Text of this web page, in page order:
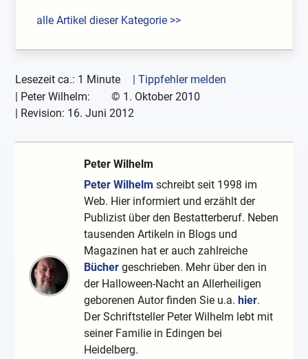
alle Artikel dieser Kategorie >>
Lesezeit ca.: 1 Minute
| Tippfehler melden
Peter Wilhelm: © 1. Oktober 2010
| Revision: 16. Juni 2012
Peter Wilhelm
Peter Wilhelm schreibt seit 1998 im
Web. Hier informiert und erzählt der
Publizist über den Bestatterberuf. Neben
tausenden Artikeln in Blogs und
Magazinen hat er auch zahlreiche
Bücher geschrieben. Mehr über den in
der Halloween-Nacht an Allerheiligen
geborenen Autor finden Sie u.a. hier.
Der Schriftsteller Peter Wilhelm lebt mit
seiner Familie in Edingen bei
Heidelberg.